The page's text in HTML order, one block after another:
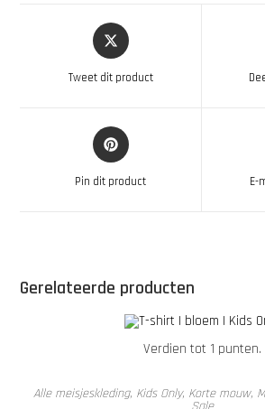
Tweet dit product
Pin dit product E-
Gerelateerde producten
AANBIEDING!
Verdien tot 1 punten.
OPTIES SELECTEREN
Alle meisjeskleding, Kids Only, Korte mouw,